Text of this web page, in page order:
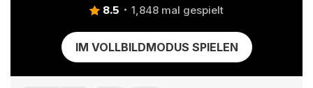
8.5 1,848 mal gespielt
IM VOLLBILDMODUS SPIELEN